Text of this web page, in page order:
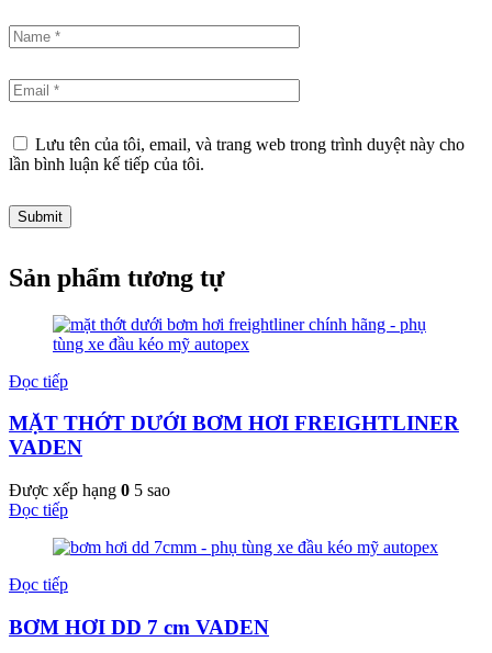
Lưu tên của tôi, email, và trang web trong trình duyệt này cho
lần bình luận kế tiếp của tôi.
Sản phẩm tương tự
Đọc tiếp
MẶT THỚT DƯỚI BƠM HƠI FREIGHTLINER
VADEN
Được xếp hạng 0 5 sao
Đọc tiếp
Đọc tiếp
BƠM HƠI DD 7 cm VADEN